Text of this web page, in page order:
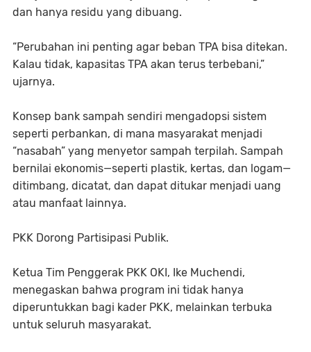
dan hanya residu yang dibuang.
“Perubahan ini penting agar beban TPA bisa ditekan.
Kalau tidak, kapasitas TPA akan terus terbebani,”
ujarnya.
Konsep bank sampah sendiri mengadopsi sistem
seperti perbankan, di mana masyarakat menjadi
“nasabah” yang menyetor sampah terpilah. Sampah
bernilai ekonomis—seperti plastik, kertas, dan logam—
ditimbang, dicatat, dan dapat ditukar menjadi uang
atau manfaat lainnya.
PKK Dorong Partisipasi Publik.
Ketua Tim Penggerak PKK OKI, Ike Muchendi,
menegaskan bahwa program ini tidak hanya
diperuntukkan bagi kader PKK, melainkan terbuka
untuk seluruh masyarakat.